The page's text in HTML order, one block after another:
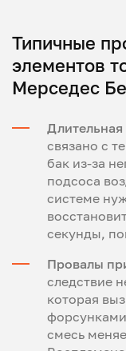
Типичные
элементов
Мерседес
Длительная
связано с
бак из-за
подсоса
системе
секунды,
Провалы
следствие
которая
смесь